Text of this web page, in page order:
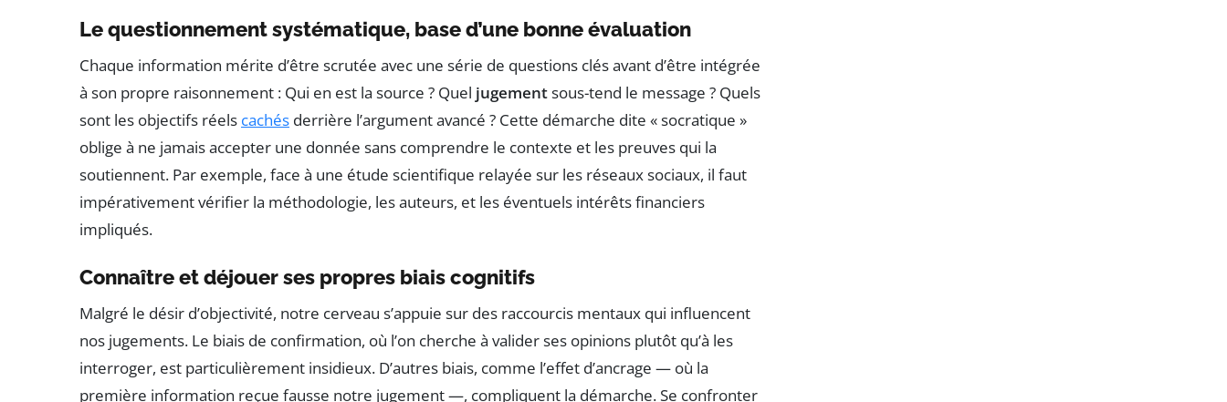
Le questionnement systématique, base d’une bonne évaluation
Chaque information mérite d’être scrutée avec une série de questions clés avant d’être intégrée
à son propre raisonnement : Qui en est la source ? Quel jugementsous-tend le message ? Quels
sont les objectifs réels cachés derrière l’argument avancé ? Cette démarche dite « socratique »
oblige à ne jamais accepter une donnée sans comprendre le contexte et les preuves qui la
soutiennent. Par exemple, face à une étude scientifique relayée sur les réseaux sociaux, il faut
impérativement vérifier la méthodologie, les auteurs, et les éventuels intérêts financiers
impliqués.
Connaître et déjouer ses propres biais cognitifs
Malgré le désir d’objectivité, notre cerveau s’appuie sur des raccourcis mentaux qui influencent
nos jugements. Le biais de confirmation, où l’on cherche à valider ses opinions plutôt qu’à les
interroger, est particulièrement insidieux. D’autres biais, comme l’effet d’ancrage — où la
première information reçue fausse notre jugement —, compliquent la démarche. Se confronter